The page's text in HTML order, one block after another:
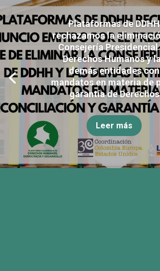
Plataformas de DDHH
rechazamos la
Consejería Presidencial
Derechos Humanos y
demás entidades con
mandatos en materia de
garantía de Derechos
Leer más